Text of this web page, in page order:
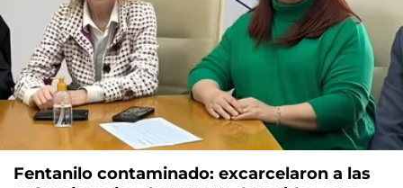
Fentanilo contaminado: excarcelaron a las